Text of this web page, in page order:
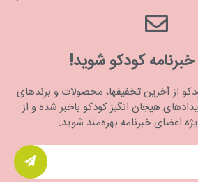
کودکو شوید!
از آخرین تخفیفها، محصولات و برندهای
هیجان انگیز کودکو باخبر شده و از
اعضای خبرنامه بهره‌مند شوید.